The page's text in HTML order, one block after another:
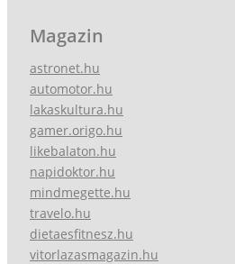
Magazin
astronet.hu
automotor.hu
lakaskultura.hu
gamer.origo.hu
likebalaton.hu
napidoktor.hu
mindmegette.hu
travelo.hu
dietaesfitnesz.hu
vitorlazasmagazin.hu